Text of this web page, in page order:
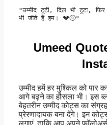
"उम्मीद टूटी, दिल भी टूटा, फिर
भी जीते हैं हम। 💔😔"
Umeed
उम्मीद हमें हर मुश्किल को पार
आगे बढ़ने का हौसला भी। इस
बेहतरीन उम्मीद कोट्स का
प्रेरणादायक बना देंगे। इन